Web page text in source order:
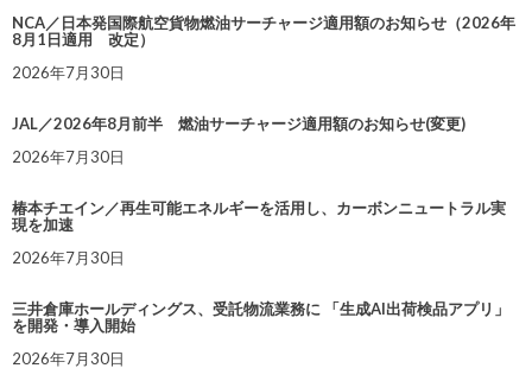
NCA／日本発国際航空貨物燃油サーチャージ適用額のお知らせ（2026年
8月1日適用 改定）
2026年7月30日
JAL／2026年8月前半 燃油サーチャージ適用額のお知らせ(変更)
2026年7月30日
椿本チエイン／再生可能エネルギーを活用し、カーボンニュートラル実
現を加速
2026年7月30日
三井倉庫ホールディングス、受託物流業務に 「生成AI出荷検品アプリ」
を開発・導入開始
2026年7月30日